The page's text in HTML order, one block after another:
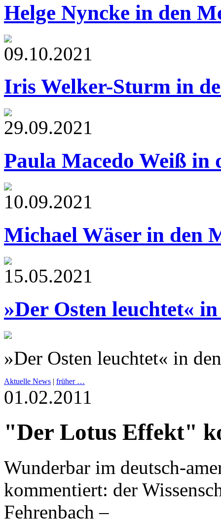
Helge Nyncke in den
09.10.2021
Iris Welker-Sturm in
29.09.2021
Paula Macedo Weiß in
10.09.2021
Michael Wäser in den
15.05.2021
»Der Osten leuchtet«
»Der Osten leuchtet« in
Aktuelle News | früher …
01.02.2011
"Der Lotus Effekt"
Wunderbar im deutsch-
kommentiert: der
Fehrenbach –